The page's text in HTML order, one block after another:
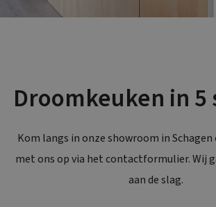
Droomkeuken in 5
Kom langs in onze showroom in
met ons op via het contactformulier. Wij
aan de slag.